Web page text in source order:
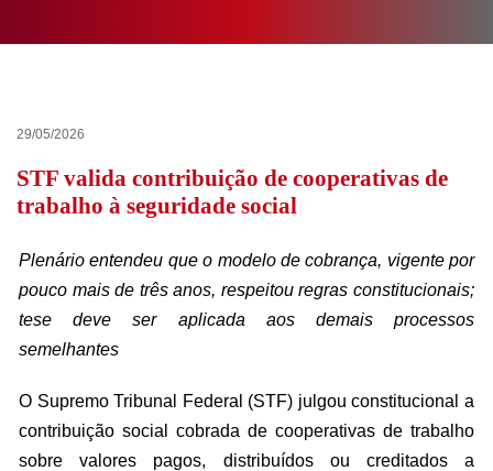
29/05/2026
STF valida contribuição de cooperativas de
trabalho à seguridade social
Plenário entendeu que o modelo de cobrança, vigente por
pouco mais de três anos, respeitou regras constitucionais;
tese deve ser aplicada aos demais processos
semelhantes
O Supremo Tribunal Federal (STF) julgou constitucional a
contribuição social cobrada de cooperativas de trabalho
sobre valores pagos, distribuídos ou creditados a